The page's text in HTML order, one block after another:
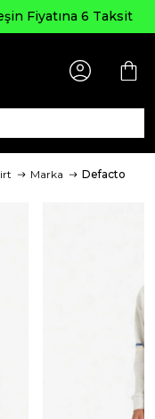
Marka Defacto